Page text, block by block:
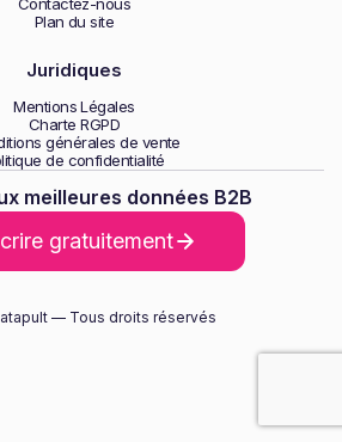
Plan du site
Juridiques
Mentions Légales
Charte RGPD
générales de vente
de confidentialité
meilleures données B2B
gratuitement
— Tous droits réservés